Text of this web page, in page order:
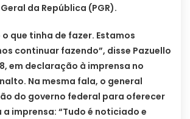
da República (PGR).
que tinha de fazer. Estamos
continuar fazendo”, disse Pazuello
em declaração à imprensa no
Na mesma fala, o general
do governo federal para oferecer
a imprensa: “Tudo é noticiado e